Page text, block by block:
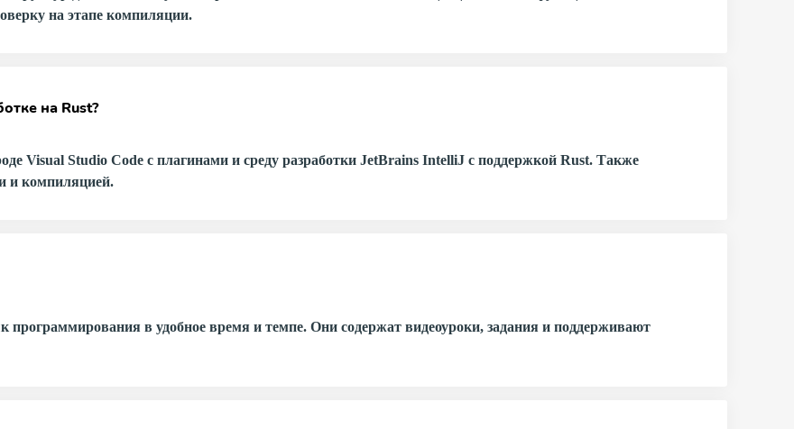
на этапе компиляции.
на Rust?
Visual Studio Code с плагинами и среду разработки JetBrains IntelliJ с поддержкой Rust. Также
и компиляцией.
программирования в удобное время и темпе. Они содержат видеоуроки, задания и поддерживают